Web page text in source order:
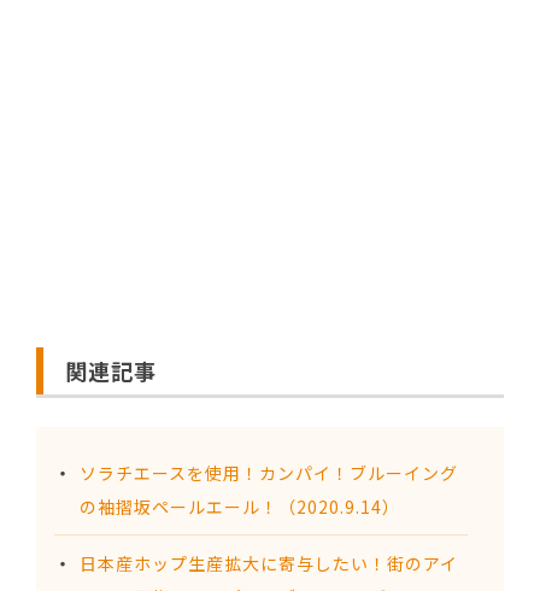
関連記事
ソラチエースを使用！カンパイ！ブルーイング
の袖摺坂ペールエール！（2020.9.14）
日本産ホップ生産拡大に寄与したい！街のアイ